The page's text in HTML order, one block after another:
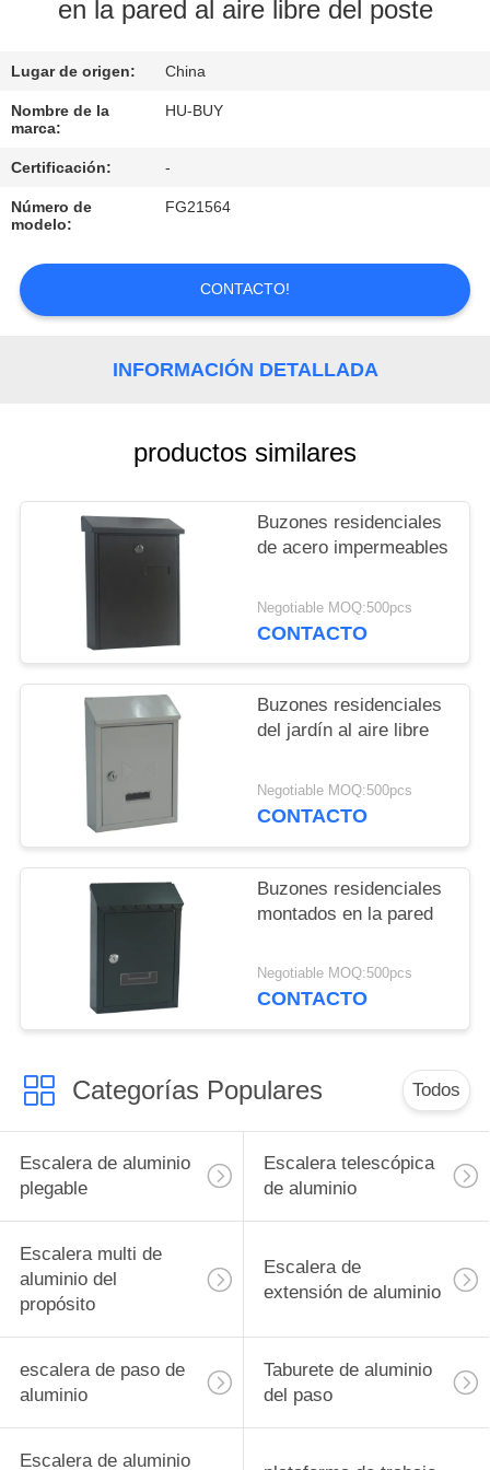
DE
CALIDAD
EN
CONTACTO
CON
en la pared al aire libre del poste
Lugar de origen: China
Nombre de la
marca:
HU-BUY
Certificación: -
Número de
modelo:
FG21564
CONTACTO!
INFORMACIÓN DETALLADA
productos similares
Buzones residenciales
de acero impermeables
Negotiable MOQ:500pcs
CONTACTO
Buzones residenciales
del jardín al aire libre
Negotiable MOQ:500pcs
CONTACTO
Buzones residenciales
montados en la pared
Negotiable MOQ:500pcs
CONTACTO
Categorías Populares Todos
Escalera de aluminio
plegable
Escalera telescópica
de aluminio
Escalera multi de
aluminio del
propósito
Escalera de
extensión de aluminio
escalera de paso de
aluminio
Taburete de aluminio
del paso
Escalera de aluminio